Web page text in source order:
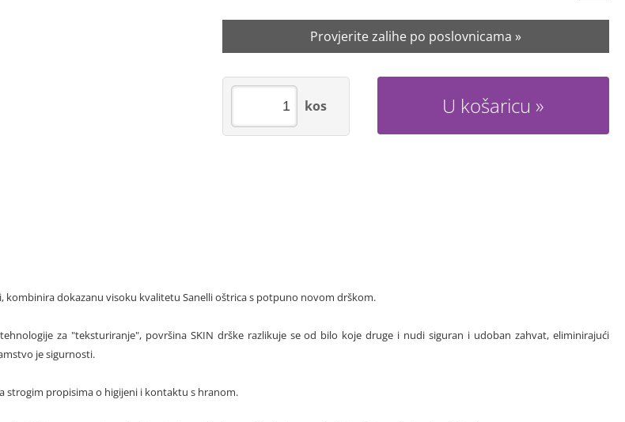
Provjerite zalihe po poslovnicama »
U košaricu
kos
kombinira dokazanu visoku kvalitetu Sanelli oštrica s potpuno novom drškom.
za "teksturiranje", površina SKIN drške razlikuje se od bilo koje druge i nudi siguran i udoban zahvat, eliminirajući
je sigurnosti.
strogim propisima o higijeni i kontaktu s hranom.